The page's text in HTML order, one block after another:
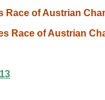
Race of Austrian
Race of Austrian